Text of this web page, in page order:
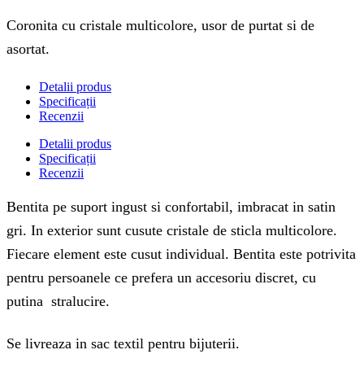
Coronita cu cristale multicolore, usor de purtat si de
asortat.
Detalii produs
Specificații
Recenzii
Detalii produs
Specificații
Recenzii
Bentita pe suport ingust si confortabil, imbracat in satin
gri. In exterior sunt cusute cristale de sticla multicolore.
Fiecare element este cusut individual. Bentita este potrivita
pentru persoanele ce prefera un accesoriu discret, cu
putina stralucire.
Se livreaza in sac textil pentru bijuterii.